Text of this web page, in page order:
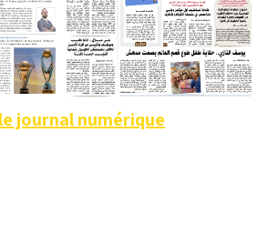
journal numérique